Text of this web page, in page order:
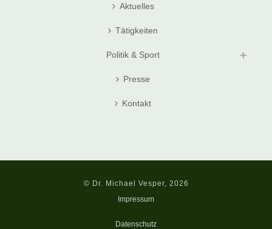
Aktuelles
Tätigkeiten
Politik & Sport
Presse
Kontakt
© Dr. Michael Vesper, 2026
Impressum
Datenschutz